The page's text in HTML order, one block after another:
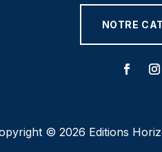
NOTRE
© 2026 Editions